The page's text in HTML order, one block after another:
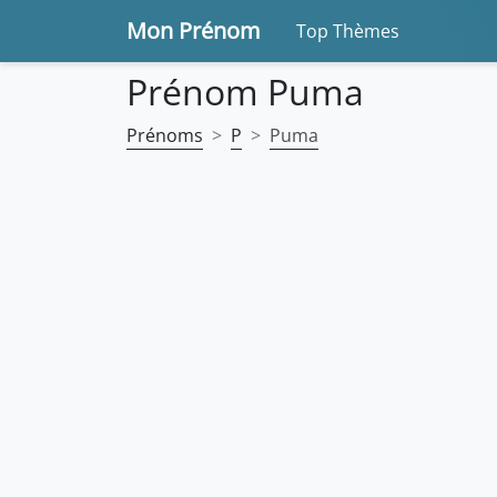
Mon Prénom Top Thèmes
Prénom Puma
Prénoms P Puma